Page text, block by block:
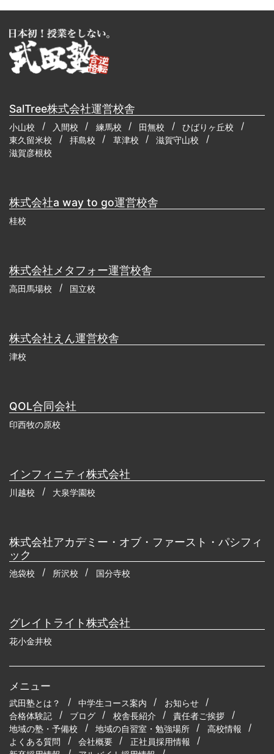
SalTree株式会社運営校舎
小山校 入間校 練馬校 田無校
ひばりヶ丘校
東久留米校
拝島校 草津校
滋賀守山校
滋賀彦根校
株式会社a way to go運営校舎
桂校
株式会社メタフォー運営校舎
高田馬場校 国立校
株式会社えん運営校舎
津校
QOL合同会社
印西牧の原校
インフィニティ株式会社
川越校 大泉学園校
株式会社アカデミー・オブ・ファースト・パシフィ
ック
池袋校 所沢校 国分寺校
グレイトライト株式会社
花小金井校
メニュー
武田塾とは？ 中学生コース案内
お知らせ
合格体験記
ブログ 校舎長紹介
責任者ご挨拶
地域の塾・予備校
地域の自習室・勉強場所
高校情報
よくある質問
会社概要
正社員採用情報